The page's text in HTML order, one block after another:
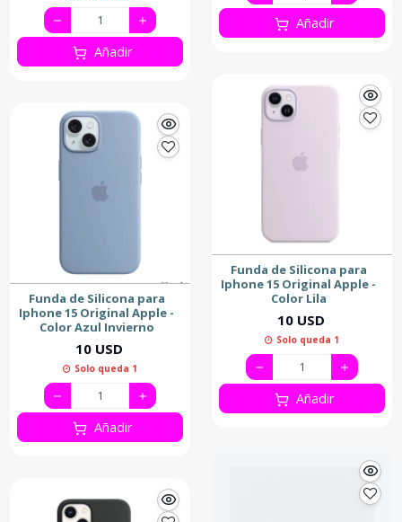
Añadir
Funda de Silicona para
Iphone 15 Original Apple -
Color Azul Invierno
10 USD
Solo queda 1
Añadir
Añadir
Funda de Silicona para
Iphone 15 Original Apple -
Color Lila
10 USD
Solo queda 1
Añadir